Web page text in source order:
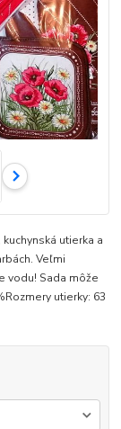
utierka a
Veľmi
vodu! Sada môže
utierky: 63